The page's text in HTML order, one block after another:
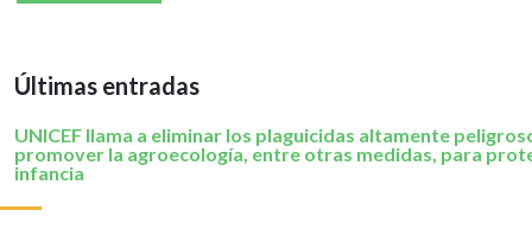
Últimas entradas
UNICEF llama a eliminar los plaguicidas altamente
promover la agroecología, entre otras medidas, para
infancia